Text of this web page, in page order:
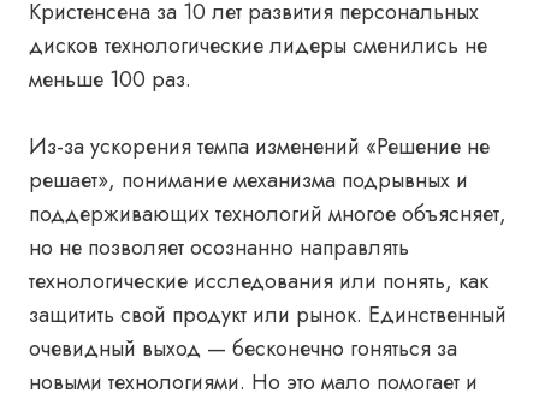
Кристенсена за 10 лет развития персональных
дисков технологические лидеры сменились не
меньше 100 раз.
Из-за ускорения темпа изменений «Решение не
решает», понимание механизма подрывных и
поддерживающих технологий многое объясняет,
но не позволяет осознанно направлять
технологические исследования или понять, как
защитить свой продукт или рынок. Единственный
очевидный выход — бесконечно гоняться за
новыми технологиями. Но это мало помогает и